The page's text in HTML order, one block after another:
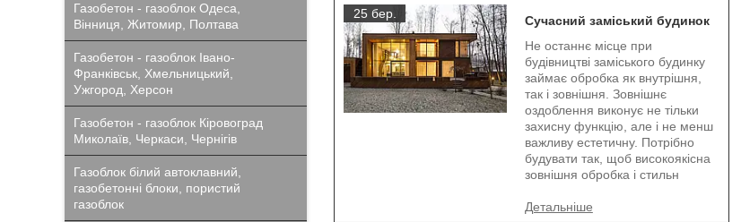
25 бер.
Сучасний заміський будинок
Не останнє місце при
будівництві заміського будинку
займає обробка як внутрішня,
так і зовнішня. Зовнішнє
оздоблення виконує не тільки
захисну функцію, але і не менш
важливу естетичну. Потрібно
будувати так, щоб високоякісна
зовнішня обробка і стильн
Газобетон - газоблок Одеса,
Вінниця, Житомир, Полтава
Газобетон - газоблок Івано-
Франківськ, Хмельницький,
Ужгород, Херсон
Газобетон - газоблок Кіровоград
Миколаїв, Черкаси, Чернігів
Газоблок білий автоклавний,
газобетонні блоки, пористий
газоблок